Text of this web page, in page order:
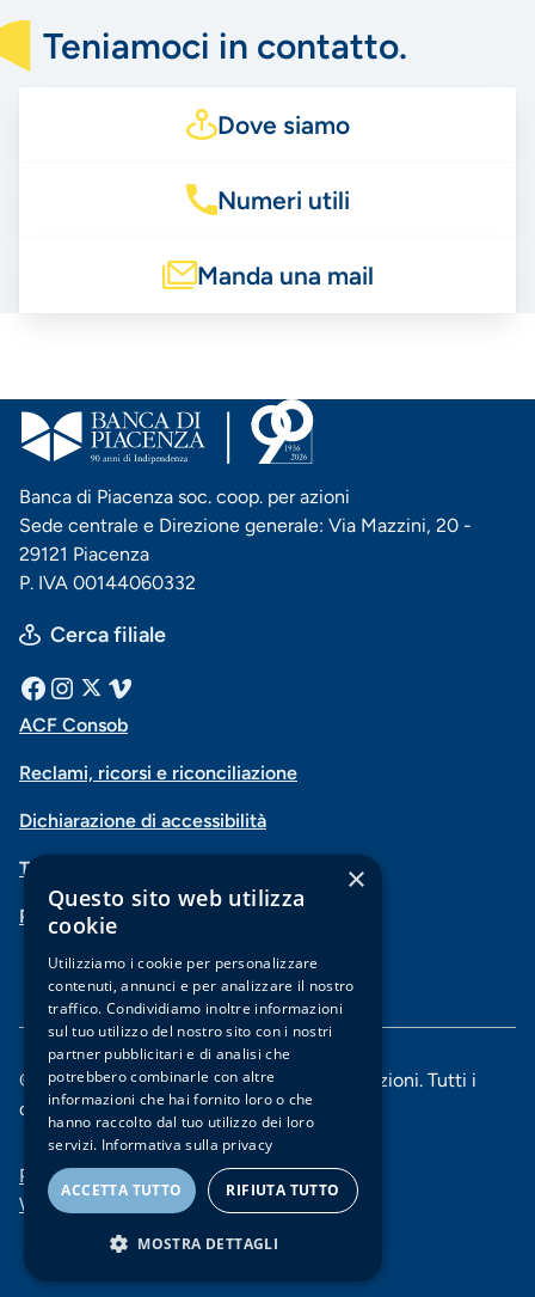
Teniamoci in contatto.
Dove siamo
Numeri utili
Manda una mail
Banca di Piacenza soc. coop. per azioni
Sede centrale e Direzione generale: Via Mazzini, 20 -
29121 Piacenza
P. IVA 00144060332
Cerca filiale
Menu
social
Facebook
InstagramVimeo
Menu
navigazione
piè
di
pagina
ACF Consob
Reclami, ricorsi e riconciliazione
Dichiarazione di accessibilità
Trasparenza
PSD2-Open Banking
© 2025 Banca di Piacenza soc. coop. per azioni. Tutti i
diritti riservati.
Menu
di
navigazione
Privacy e Cookie policy
Whistleblowing
×
Questo sito web utilizza
cookie
Utilizziamo i cookie per personalizzare
contenuti, annunci e per analizzare il nostro
traffico. Condividiamo inoltre informazioni
sul tuo utilizzo del nostro sito con i nostri
partner pubblicitari e di analisi che
potrebbero combinarle con altre
informazioni che hai fornito loro o che
hanno raccolto dal tuo utilizzo dei loro
servizi. Informativa sulla privacy
ACCETTA TUTTO RIFIUTA TUTTO
MOSTRA DETTAGLI